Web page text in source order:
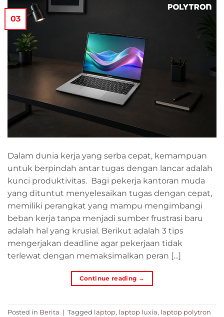
03
Dalam dunia kerja yang serba cepat, kemampuan
untuk berpindah antar tugas dengan lancar adalah
kunci produktivitas. Bagi pekerja kantoran muda
yang dituntut menyelesaikan tugas dengan cepat,
memiliki perangkat yang mampu mengimbangi
beban kerja tanpa menjadi sumber frustrasi baru
adalah hal yang krusial. Berikut adalah 3 tips
mengerjakan deadline agar pekerjaan tidak
terlewat dengan memaksimalkan peran […]
Continue reading →
Posted in Berita | Tagged laptop, laptop luxia, laptop polytron